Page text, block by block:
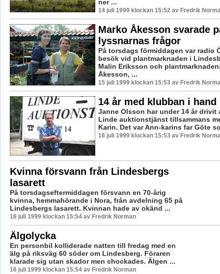
ner ...
14 juli 1999 klockan 15:52 av Fredrik
Marko Åkesson svarade
lyssnarnas frågor
På torsdags förmiddagen var radio
besök vid plantmarknaden i
Malin Eriksson och
Åkesson, ...
15 juli 1999 klockan 15:53 av Fredrik
14 år med klubban i hand
Janne Olsson har under 14 år drivit
Linde auktionstjänst tillsammans
Karin. Det var Ann-karins far Göte
16 juli 1999 klockan 15:53 av Fredrik
Kvinna försvann från Lindesbergs
lasarett
På torsdagseftermiddagen försvann en 70-årig
kvinna, hemmahörande i Nora, från avdelning 65 på
Lindesbergs lasarett. Kvinnan hade av okänd ...
16 juli 1999 klockan 15:54 av Fredrik Norman
Älgolycka
En personbil kolliderade natten till fredag med en
älg på riksväg 60 söder om Lindesberg. Föraren
klarade sig utan skador men chockades. Älgen ...
16 juli 1999 klockan 15:54 av Fredrik Norman